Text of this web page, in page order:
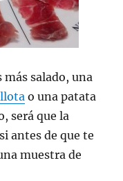
más salado, una
o una patata
será que la
antes de que te
muestra de